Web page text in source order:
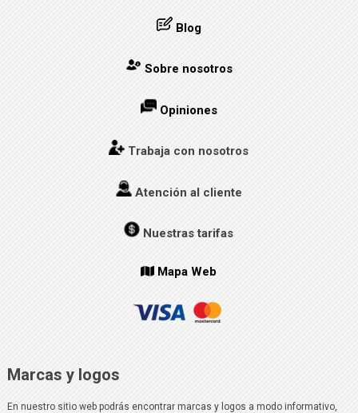
Blog
Sobre nosotros
Opiniones
Trabaja con nosotros
Atención al cliente
Nuestras tarifas
Mapa Web
Marcas y logos
En nuestro sitio web podrás encontrar marcas y logos a modo informativo,